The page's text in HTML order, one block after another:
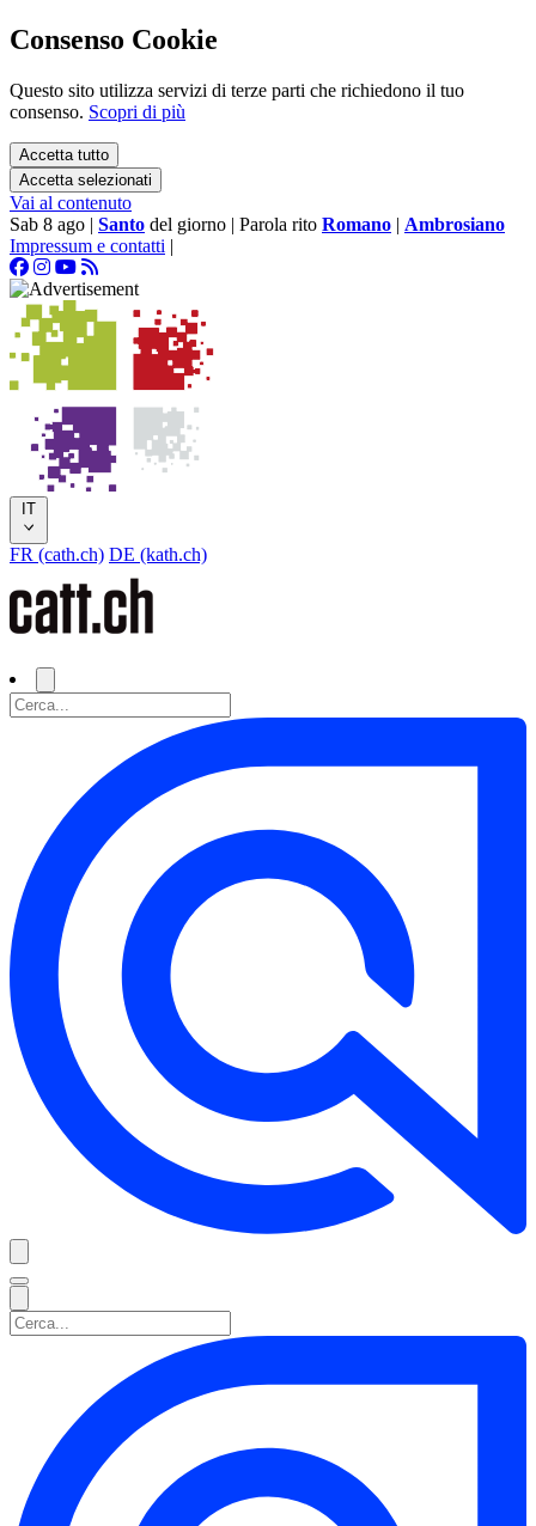
Consenso Cookie
Questo sito utilizza servizi di terze parti che richiedono il tuo
consenso. Scopri di più
Accetta tutto
Accetta selezionati
Vai al contenuto
Sab 8 ago | Santo del giorno | Parola rito Romano | Ambrosiano
Impressum e contatti |
IT
FR (cath.ch) DE (kath.ch)